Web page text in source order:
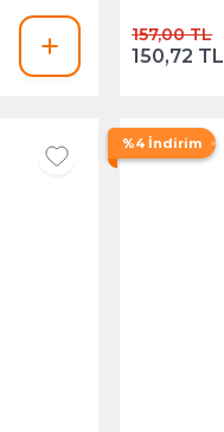
157,00 TL
150,72 TL
%4 İndirim